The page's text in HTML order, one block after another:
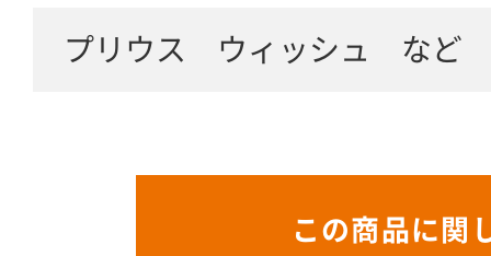
プリウス ウィッシュ など
この商品に関